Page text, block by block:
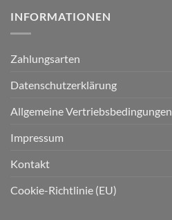
INFORMATIONEN
Zahlungsarten
Datenschutzerklärung
Allgemeine Vertriebsbedingungen
Impressum
Kontakt
Cookie-Richtlinie (EU)